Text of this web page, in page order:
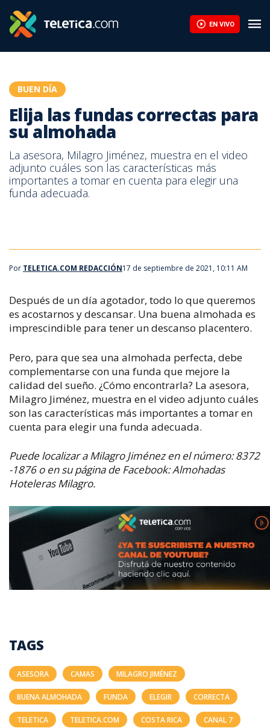
EN VIVO
BUEN DÍA
Elija las fundas correctas para
su almohada
La asesora, Milagro Jiménez, muestra en el video
adjunto cuáles son las características más
importantes a tomar en cuenta para elegir una
funda adecuada.
Por TELETICA.COM REDACCIÓN17 de septiembre de 2021, 10:11 AM
Después de un día agotador, todo lo que queremos
es acostarnos y descansar. Una buena almohada es
imprescindible para tener un descanso placentero.
Pero, para que sea una almohada perfecta, debe
complementarse con una funda que mejore la
calidad del sueño. ¿Cómo encontrarla? La asesora,
Milagro Jiménez, muestra en el video adjunto cuáles
son las características más importantes a tomar en
cuenta para elegir una funda adecuada.
Puede localizar a Milagro Jiménez en el número: 8372
-1876 o en su página de Facebook: Almohadas
Hoteleras Milagro.
TAGS
ASESORA CAMAS MILAGRO JIMÉNEZ
BUENA ALMOHADA FUNDA ELEGIR CORRECTA
TELETICA TELETICA.COM COSTA RICA CANAL 7